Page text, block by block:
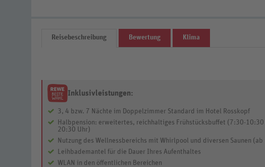
Reisebeschreibung Bewertung Klima
Inklusivleistungen:
3, 4 bzw. 7 Nächte im Doppelzimmer Standard im Hotel Rosskopf
Halbpension: erweitertes, reichhaltiges Frühstücksbuffet (7:30-
20:30 Uhr)
Nutzung des Wellnessbereichs mit Whirlpool und diversen Saunen (ab
Leihbademantel für die Dauer Ihres Aufenthaltes
WLAN in den öffentlichen Bereichen